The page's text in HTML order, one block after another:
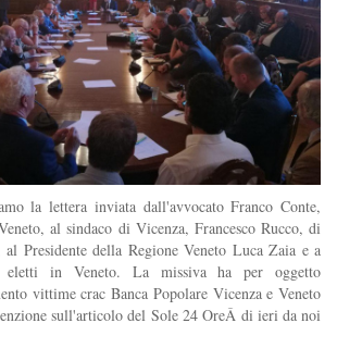
la lettera inviata dall'avvocato Franco Conte,
al sindaco di Vicenza, Francesco Rucco, di
Presidente della Regione Veneto Luca Zaia e a
in Veneto. La missiva ha per oggetto
vittime crac Banca Popolare Vicenza e Veneto
sull'articolo del Sole 24 OreÂ di ieri da noi